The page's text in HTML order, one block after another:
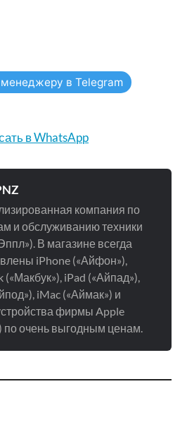
в Telegram
в WhatsApp
компания по
и обслуживанию техники
В магазине всегда
iPhone («Айфон»),
(«Макбук»), iPad («Айпад»),
iMac («Аймак») и
фирмы Apple
по очень выгодным ценам.